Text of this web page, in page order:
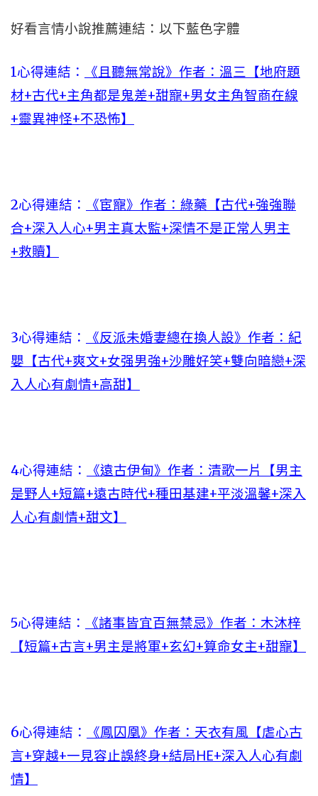
好看言情小說推薦連結：以下藍色字體
1心得連結：
《且聽無常說》作者：溫三【地府題
材+古代+主角都是鬼差+甜寵+男女主角智商在線
+靈異神怪+不恐怖】
2心得連結：
《宦寵》作者：綠藥【古代+強強聯
合+深入人心+男主真太監+深情不是正常人男主
+救贖】
3心得連結：
《反派未婚妻總在換人設》作者：紀
嬰【古代+爽文+女强男強+沙雕好笑+雙向暗戀+深
入人心有劇情+高甜】
4心得連結：
《遠古伊甸》作者：清歌一片【男主
是野人+短篇+遠古時代+種田基建+平淡溫馨+深入
人心有劇情+甜文】
5心得連結：
《諸事皆宜百無禁忌》作者：木沐梓
【短篇+古言+男主是將軍+玄幻+算命女主+甜寵】
6心得連結：
《鳳囚凰》作者：天衣有風【虐心古
言+穿越+一見容止誤終身+結局HE+深入人心有劇
情】